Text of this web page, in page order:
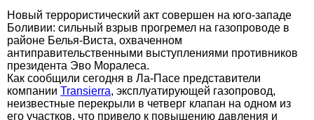
Новый террористический акт совершен на юго-западе
Боливии: сильный взрыв прогремел на газопроводе в
районе Белья-Виста, охваченном
антиправительственными выступлениями противников
президента Эво Моралеса.
Как сообщили сегодня в Ла-Пасе представители
компании Transierra, эксплуатирующей газопровод,
неизвестные перекрыли в четверг клапан на одном из
его участков, что привело к повышению давления и